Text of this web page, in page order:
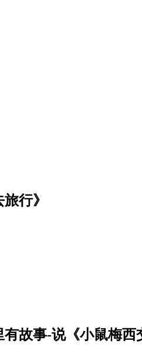
行》
故事-说《小鼠梅西